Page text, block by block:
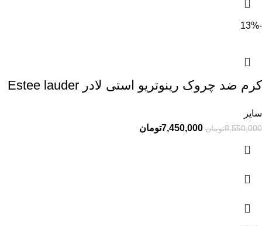
-13%
کرم ضد چروک رینوتریو استی لادر Estee lauder
سایر
8,550,000تومان 7,450,000تومان